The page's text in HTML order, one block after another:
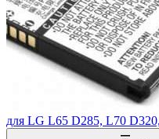
для LG L65 D285, L70